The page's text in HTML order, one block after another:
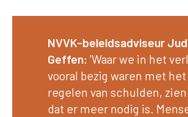
NVVK-beleidsadviseur
Geffen:'Waar we in het
vooral bezig waren met het
regelen van schulden,
dat er meer nodig is.